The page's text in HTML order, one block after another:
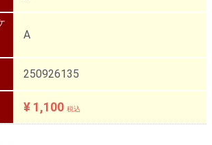
A
250926135
¥ 1,100 税込